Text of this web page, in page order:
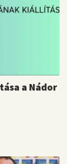
a Nádor